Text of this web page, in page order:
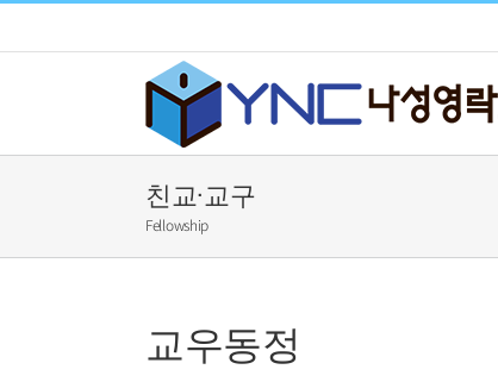
to
친교·교구
Fellowship
교우동정